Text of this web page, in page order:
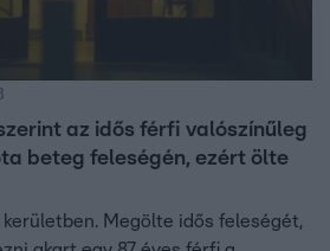
az idős férfi valószínűleg
beteg feleségén, ezért ölte
Megölte idős feleségét,